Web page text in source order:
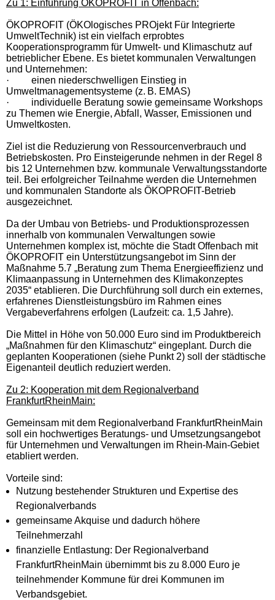
Zu 1: Einführung ÖKOPROFIT in Offenbach:
ÖKOPROFIT (ÖKO logisches PROjekt Für Integrierte
UmweltTechnik) ist ein vielfach erprobtes
Kooperationsprogramm für Umwelt- und Klimaschutz auf
betrieblicher Ebene. Es bietet kommunalen Verwaltungen
und Unternehmen:
·
einen niederschwelligen Einstieg in
Umweltmanagementsysteme (z. B. EMAS)
·
individuelle Beratung sowie gemeinsame Workshops
zu Themen wie Energie, Abfall, Wasser, Emissionen und
Umweltkosten.
Ziel ist die Reduzierung von Ressourcenverbrauch und
Betriebskosten. Pro Einsteigerunde nehmen in der Regel 8
bis 12 Unternehmen bzw. kommunale Verwaltungsstandorte
teil. Bei erfolgreicher Teilnahme werden die Unternehmen
und kommunalen Standorte als ÖKOPROFIT-Betrieb
ausgezeichnet.
Da der Umbau von Betriebs- und Produktionsprozessen
innerhalb von kommunalen Verwaltungen sowie
Unternehmen komplex ist, möchte die Stadt Offenbach mit
ÖKOPROFIT ein Unterstützungsangebot im Sinn der
Maßnahme 5.7 „Beratung zum Thema Energieeffizienz und
Klimaanpassung in Unternehmen des Klimakonzeptes
2035“ etablieren. Die Durchführung soll durch ein externes,
erfahrenes Dienstleistungsbüro im Rahmen eines
Vergabeverfahrens erfolgen (Laufzeit: ca. 1,5 Jahre).
Die Mittel in Höhe von 50.000 Euro sind im Produktbereich
„Maßnahmen für den Klimaschutz“ eingeplant. Durch die
geplanten Kooperationen (siehe Punkt 2) soll der städtische
Eigenanteil deutlich reduziert werden.
Zu 2: Kooperation mit dem Regionalverband
FrankfurtRheinMain:
Gemeinsam mit dem Regionalverband FrankfurtRheinMain
soll ein hochwertiges Beratungs- und Umsetzungsangebot
für Unternehmen und Verwaltungen im Rhein-Main-Gebiet
etabliert werden.
Vorteile sind:
Nutzung bestehender Strukturen und Expertise des
Regionalverbands
gemeinsame Akquise und dadurch höhere
Teilnehmerzahl
finanzielle Entlastung: Der Regionalverband
FrankfurtRheinMain übernimmt bis zu 8.000 Euro je
teilnehmender Kommune für drei Kommunen im
Verbandsgebiet.